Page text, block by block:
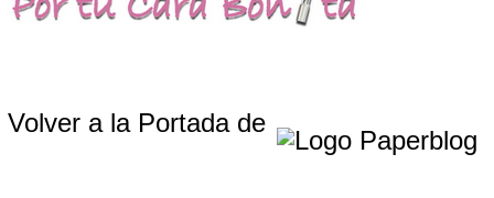
Volver a la Portada de